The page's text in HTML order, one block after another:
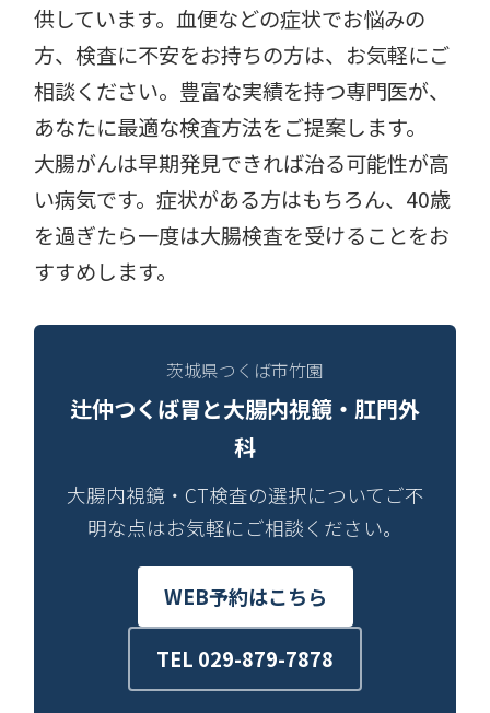
供しています。血便などの症状でお悩みの
方、検査に不安をお持ちの方は、お気軽にご
相談ください。豊富な実績を持つ専門医が、
あなたに最適な検査方法をご提案します。
大腸がんは早期発見できれば治る可能性が高
い病気です。症状がある方はもちろん、40歳
を過ぎたら一度は大腸検査を受けることをお
すすめします。
茨城県つくば市竹園
辻仲つくば胃と大腸内視鏡・肛門外
科
大腸内視鏡・CT検査の選択についてご不
明な点はお気軽にご相談ください。
WEB予約はこちら
TEL 029-879-7878